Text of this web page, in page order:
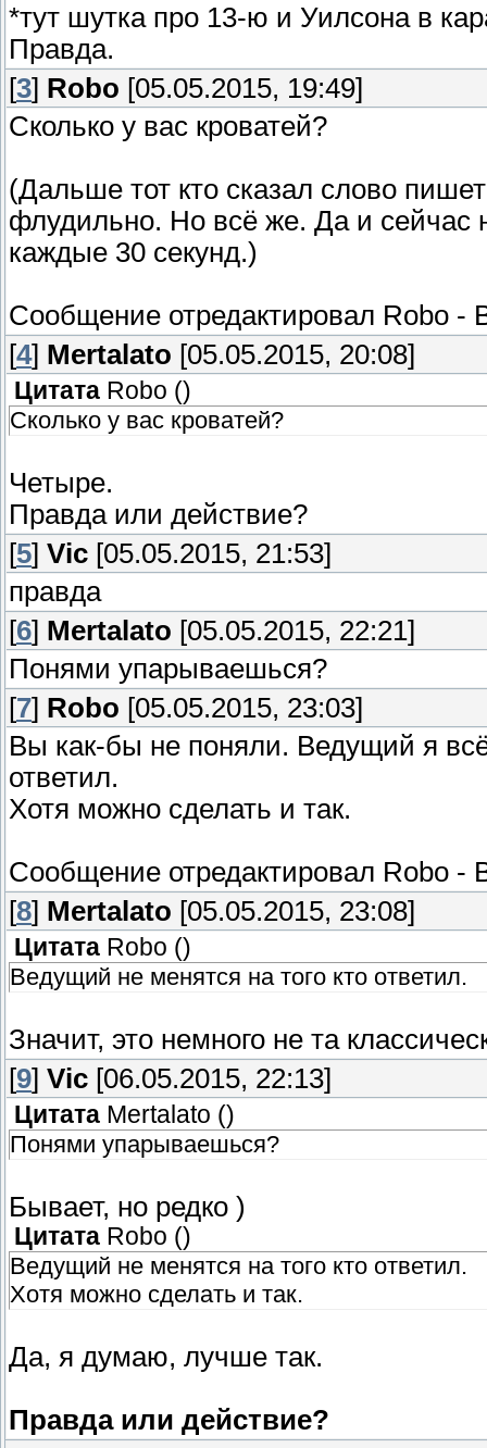
*тут шутка про 13-ю и Уилсона в
Правда.
[3] Robo [05.05.2015, 19:49]
Сколько у вас кроватей?
(Дальше тот кто сказал слово
флудильно. Но всё же. Да и сейчас
каждые 30 секунд.)
Сообщение отредактировал Robo -
[4] Mertalato [05.05.2015, 20:08]
Цитата Robo ()
Сколько у вас кроватей?
Четыре.
Правда или действие?
[5] Vic [05.05.2015, 21:53]
правда
[6] Mertalato [05.05.2015, 22:21]
Понями упарываешься?
[7] Robo [05.05.2015, 23:03]
Вы как-бы не поняли. Ведущий я
ответил.
Хотя можно сделать и так.
Сообщение отредактировал Robo -
[8] Mertalato [05.05.2015, 23:08]
Цитата Robo ()
Ведущий не менятся на того кто ответил.
Значит, это немного не та
[9] Vic [06.05.2015, 22:13]
Цитата Mertalato ()
Понями упарываешься?
Бывает, но редко )
Цитата Robo ()
Ведущий не менятся на того кто ответил.
Хотя можно сделать и так.
Да, я думаю, лучше так.
Правда или действие?